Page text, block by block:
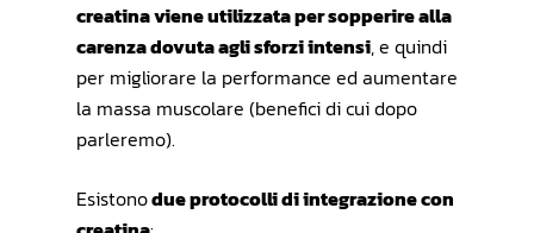
creatina viene utilizzata per sopperire alla
carenza dovuta agli sforzi intensi, e quindi
per migliorare la performance ed aumentare
la massa muscolare (benefici di cui dopo
parleremo).
Esistonodue protocolli di integrazione con